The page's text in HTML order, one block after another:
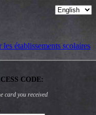
établissements scolaires
CODE:
card you received